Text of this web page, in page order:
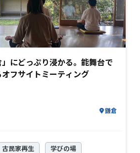
」にどっぷり浸かる。能舞台で
フサイトミーティング
鎌倉
古民家再生 学びの場